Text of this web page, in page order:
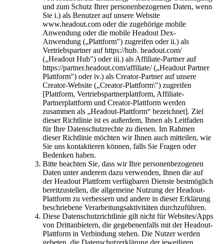
und zum Schutz Ihrer personenbezogenen Daten, wenn
Sie i.) als Benutzer auf unsere Website
www.headout.com oder die zugehörige mobile
Anwendung oder die mobile Headout Dex-
Anwendung („Plattform") zugreifen oder ii.) als
Vertriebspartner auf https://hub. headout.com/
(„Headout Hub") oder iii.) als Affiliate-Partner auf
https://partner.headout.com/affiliate/ („Headout Partner
Plattform") oder iv.) als Creator-Partner auf unsere
Creator-Website („Creator-Plattform\") zugreifen
[Plattform, Vertriebspartnerplattform, Affiliate-
Partnerplattform und Creator-Plattform werden
zusammen als „Headout-Plattform“ bezeichnet]. Ziel
dieser Richtlinie ist es außerdem, Ihnen als Leitfaden
für Ihre Datenschutzrechte zu dienen. Im Rahmen
dieser Richtlinie möchten wir Ihnen auch mitteilen, wie
Sie uns kontaktieren können, falls Sie Fragen oder
Bedenken haben.
Bitte beachten Sie, dass wir Ihre personenbezogenen
Daten unter anderem dazu verwenden, Ihnen die auf
der Headout Plattform verfügbaren Dienste bestmöglich
bereitzustellen, die allgemeine Nutzung der Headout-
Plattform zu verbessern und andere in dieser Erklärung
beschriebene Verarbeitungsaktivitäten durchzuführen.
Diese Datenschutzrichtlinie gilt nicht für Websites/Apps
von Drittanbietern, die gegebenenfalls mit der Headout-
Plattform in Verbindung stehen. Die Nutzer werden
gebeten, die Datenschutzerklärung der jeweiligen